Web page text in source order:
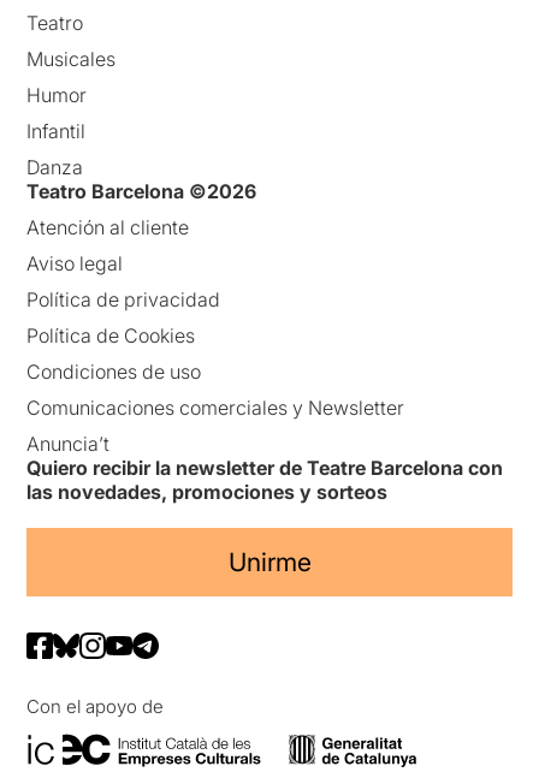
Teatro
Musicales
Humor
Infantil
Danza
Teatro Barcelona ©2026
Atención al cliente
Aviso legal
Política de privacidad
Política de Cookies
Condiciones de uso
Comunicaciones comerciales y Newsletter
Anuncia’t
Quiero recibir la newsletter de Teatre Barcelona con
las novedades, promociones y sorteos
Unirme
Con el apoyo de